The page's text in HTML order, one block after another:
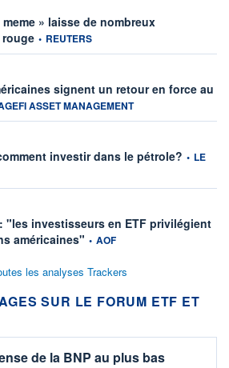
» laisse de nombreux
information fournie par
• REUTERS
signent un retour en force au
fournie par
ASSET MANAGEMENT
investir dans le pétrole? • LE
"les investisseurs en ETF privilégient
américaines" information fournie par
• AOF
les analyses Trackers
SUR LE FORUM ETF ET
de la BNP au plus bas